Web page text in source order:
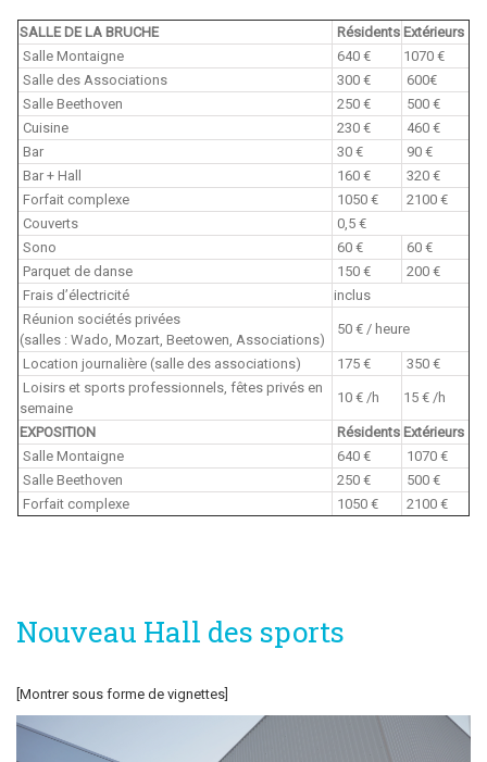
SALLE DE LA BRUCHE Résidents Extérieurs
Salle Montaigne
640 €
1070 €
Salle des Associations
300 €
600€
Salle Beethoven
250 €
500 €
Cuisine
230 €
460 €
Bar
30 €
90 €
Bar + Hall
160 €
320 €
Forfait complexe
1050 €
2100 €
Couverts
0,5 €
Sono
60 €
60 €
Parquet de danse
150 €
200 €
Frais d’électricité
inclus
Réunion sociétés privées
(salles : Wado, Mozart, Beetowen, Associations)
50 € / heure
Location journalière (salle des associations) 175 €
350 €
Loisirs et sports professionnels, fêtes privés en
semaine
10 € /h 15 € /h
EXPOSITION Résidents Extérieurs
Salle Montaigne
640 €
1070 €
Salle Beethoven
250 €
500 €
Forfait complexe
1050 € 2100 €
Nouveau Hall des sports
[Montrer sous forme de vignettes]